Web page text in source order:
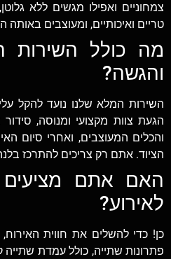
צמחוניים ואפילו מגשים ללא
טריים ואיכותיים, ומעוצבים
מה כולל השירות
והגשה?
השירות המלא שלנו נועד להקל
הגעת צוות מקצועי ומנוסה,
והכלים המעוצבים, ואחרי סיום
הציוד. אתם רק צריכים להתרכז
האם אתם מציעים
לאירוע?
כן! כדי להשלים את חווית
פתרונות שתייה, כולל עמדת